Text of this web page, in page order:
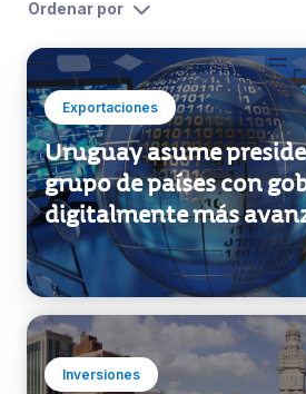
Inicio 2018
Ordenar por
Exportaciones
Uruguay asume
grupo de países con
digitalmente más